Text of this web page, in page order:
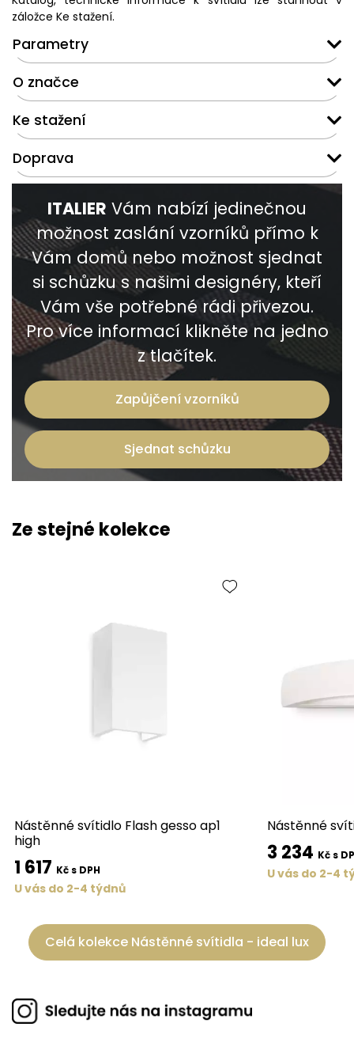
záložce Ke stažení.
Parametry
O značce
Ke stažení
Doprava
ITALIER Vám nabízí jedinečnou
možnost zaslání vzorníků přímo k
Vám domů nebo možnost sjednat
si schůzku s našimi designéry, kteří
Vám vše potřebné rádi přivezou.
Pro více informací klikněte na jedno
z tlačítek.
Zapůjčení vzorníků
Sjednat schůzku
Ze stejné kolekce
Nástěnné svítidlo Flash gesso ap1
high
1 617 Kč s DPH
U vás do 2-4 týdnů
Nástěnné
3 234 Kč s
U vás do 2-4
Celá kolekce Nástěnné svítidla - ideal lux